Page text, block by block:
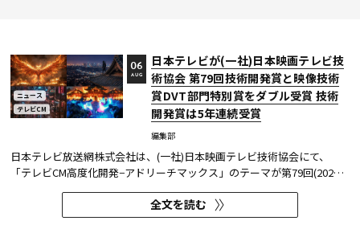
ニュース
テレビCM
日本テレビが(一社)日本映画テレビ技
術協会 第79回技術開発賞と映像技術
賞DVT部門特別賞をダブル受賞 技術
開発賞は5年連続受賞
編集部
06
AUG
日本テレビ放送網株式会社は、(一社)日本映画テレビ技術協会にて、
「テレビCM高度化開発−アドリーチマックス」のテーマが第79回(2025
年度)技術開発賞を、「TOKYO巫女忍者」が映像技術賞 DVT(デジタルビ
ジュアル技術)部門 特別賞を受賞したことを発表した。技術開発賞部門
では、昨年に続き5年連続の受賞となる。 この賞は毎年、放送に関連
全文を読む